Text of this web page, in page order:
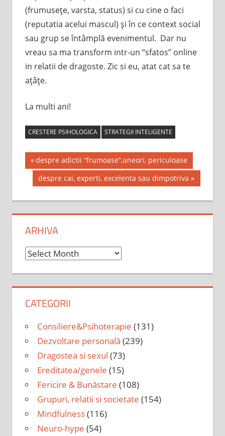
(frumuseţe, varsta, status) si cu cine o faci
(reputatia acelui mascul) şi în ce context social
sau grup se întâmplă evenimentul. Dar nu
vreau sa ma transform intr-un “sfatos” online
in relatii de dragoste. Zic si eu, atat cat sa te
aţâţe.
La multi ani!
CRESTERE PSIHOLOGICA STRATEGII INTELIGENTE
Post
navigation
Previous
Post:
despre adictii “frumoase”,uneori, periculoase
Next
Post:
despre cai, experti, excelenta sau dimpotriva
ARHIVA
Arhiva
CATEGORII
Consiliere&Psihoterapie (131)
Dezvoltare personală (239)
Dragostea si sexul (73)
Ereditatea/genele (15)
Fericire & Bunăstare (108)
Grupuri, relatii si societate (154)
Mindfulness(116)
Neuro-hype (54)